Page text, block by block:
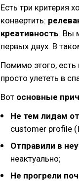
Есть три критерия
конвертить:
креативность. Вы
первых двух. В
Помимо этого,
просто улететь в
Вот основные
Не тем лидам
customer profile
Отправили в
неактуально;
Не прогрели